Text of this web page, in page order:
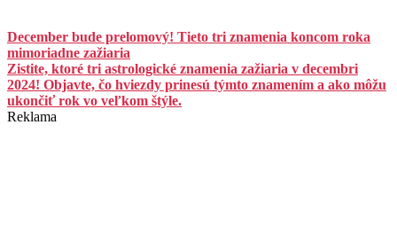
December bude prelomový! Tieto tri znamenia koncom roka
mimoriadne zažiaria
Zistite, ktoré tri astrologické znamenia zažiaria v decembri
2024! Objavte, čo hviezdy prinesú týmto znamením a ako môžu
ukončiť rok vo veľkom štýle.
Reklama